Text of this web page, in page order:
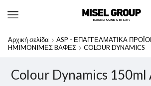
Αρχική σελίδα ASP - ΕΠΑΓΓΕΛΜΑΤΙΚΑ
HMIMONIMΕΣ BΑΦΕΣ
COLOUR DYNAMICS
Colour Dynamics 150ml